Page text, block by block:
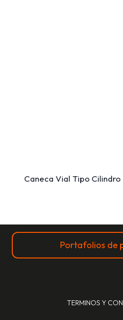
Caneca Vial Tipo Cilindro
Portafolios de
TERMINOS Y